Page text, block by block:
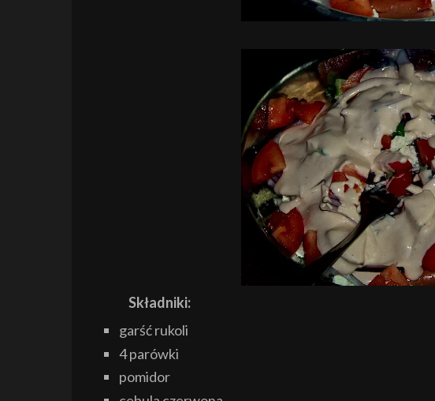
Składniki:
garść rukoli
4 parówki
pomidor